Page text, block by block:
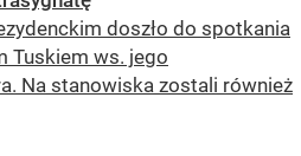
doszło do spotkania
Tuskiem ws. jego
Na stanowiska zostali również